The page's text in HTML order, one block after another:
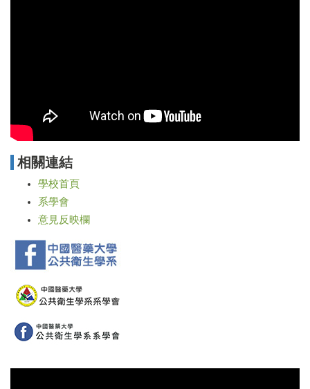
相關連結
學校首頁
系學會
意見反映欄